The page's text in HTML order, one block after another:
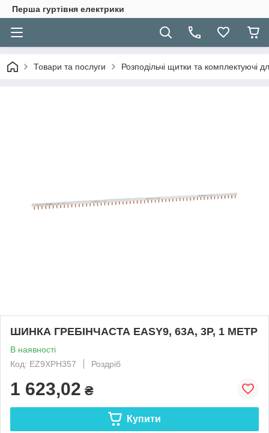
Перша гуртівня електрики
Товари та послуги Розподільчі щитки та комплектуючі
ШИНКА ГРЕБІНЧАСТА EASY9, 63A, 3P, 1 МЕТР
В наявності
Код: EZ9XPH357
Роздріб
1 623,02 ₴
Купити